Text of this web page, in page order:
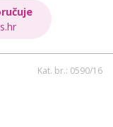
Kat. br.: 0590/16